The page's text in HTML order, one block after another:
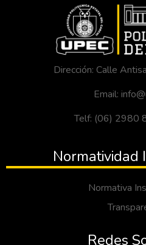
Dirección: Calle
Email:
Telf: (06) 2980
Normatividad
Normativa
Redes